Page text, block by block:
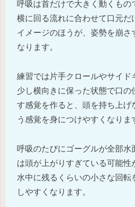
呼吸は首だけで大きく動くもの
横に回る流れに合わせて口元だ
イメージのほうが、姿勢を崩さ
なります。
練習では片手クロールやサイド
少し横向きに保った状態で口の
す感覚を作ると、頭を持ち上げ
う感覚を身につけやすくなりま
呼吸のたびにゴーグルが全部水
は頭が上がりすぎている可能性
水中に残るくらいの小さな回転
しやすくなります。